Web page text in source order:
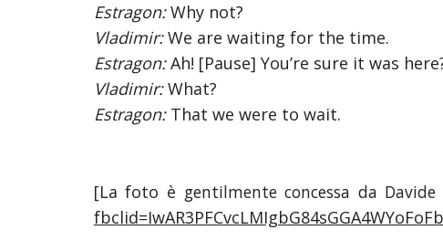
Estragon:Why not?
Vladimir:We are waiting for the time.
Estragon:Ah! [Pause] You’re sure it was
Vladimir:What?
Estragon:That we were to wait.
[La foto è gentilmente concessa da